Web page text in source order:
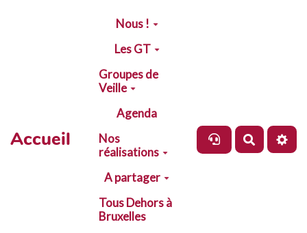
Aller au contenu principal
Accueil
Nous !
Les GT
Groupes de
Veille
Agenda
Nos
réalisations
A partager
Tous Dehors à
Bruxelles